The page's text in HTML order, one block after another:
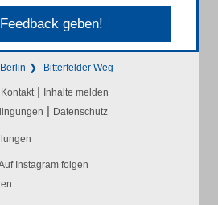
geben!
Berlin Bitterfelder Weg
Kontakt | Inhalte melden
| Datenschutz
Instagram folgen